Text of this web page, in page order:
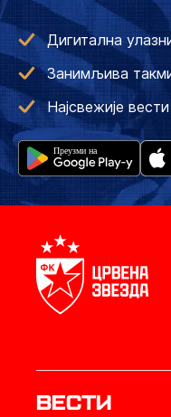
Дигитална
Занимљива
Најсвежије
Вести